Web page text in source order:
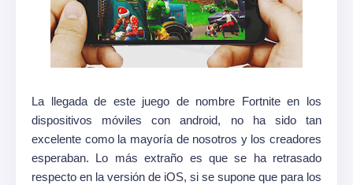
La llegada de este juego de nombre Fortnite en los
dispositivos móviles con android, no ha sido tan
excelente como la mayoría de nosotros y los creadores
esperaban. Lo más extraño es que se ha retrasado
respecto en la versión de iOS, si se supone que para los